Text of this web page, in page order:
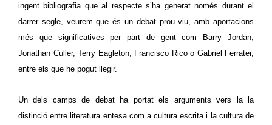
ingent bibliografia que al respecte s’ha generat només durant el
darrer segle, veurem que és un debat prou viu, amb aportacions
més que significatives per part de gent com Barry Jordan,
Jonathan Culler, Terry Eagleton, Francisco Rico o Gabriel Ferrater,
entre els que he pogut llegir.
Undels camps de debat ha portat els argumentsvers l a la
distinció entre literatura entesa com a cultura escritai la cultura de